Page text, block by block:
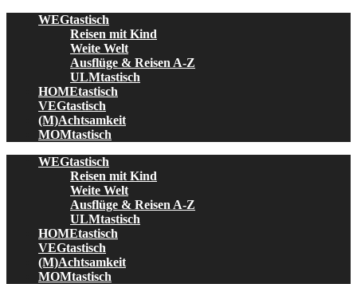
WEGtastisch
Reisen mit Kind
Weite Welt
Ausflüge & Reisen A-Z
ULMtastisch
HOMEtastisch
VEGtastisch
(M)Achtsamkeit
MOMtastisch
WEGtastisch
Reisen mit Kind
Weite Welt
Ausflüge & Reisen A-Z
ULMtastisch
HOMEtastisch
VEGtastisch
(M)Achtsamkeit
MOMtastisch